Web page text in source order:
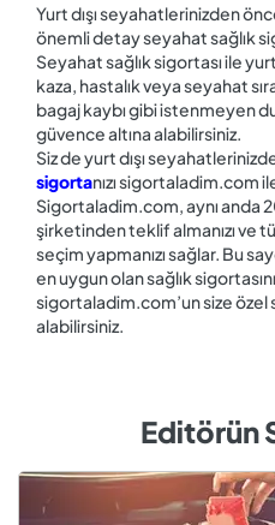
Yurt dışı seyahatlerinizden
önemli detay seyahat sağlık
Seyahat sağlık sigortası ile
kaza, hastalık veya seyahat
bagaj kaybı gibi istenmeyen
güvence altına alabilirsiniz.
Siz de yurt dışı
sigortanızı sigortaladim.com
Sigortaladim.com, aynı anda
şirketinden teklif almanızı ve
seçim yapmanızı sağlar. Bu
en uygun olan sağlık
sigortaladim.com’un size özel
alabilirsiniz.
Editörün